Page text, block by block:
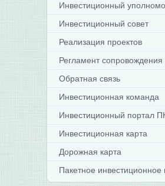
Инвестиционный
Инвестиционный совет
Реализация проектов
Регламент сопровождения
Обратная связь
Инвестиционная команда
Инвестиционный портал
Инвестиционная карта
Дорожная карта
Пакетное